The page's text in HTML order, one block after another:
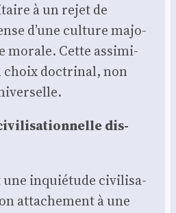
à un rejet de
d’une culture majo­
morale. Cette assi­mi­
choix doc­tri­nal, non
dis­
une inquié­tude civi­li­sa­
atta­che­ment à une